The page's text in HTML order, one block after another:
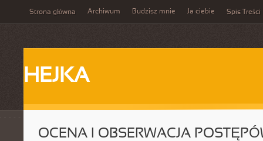
Strona główna Archiwum Budzisz mnie Ja ciebie Spis Treści
HEJKA
OCENA I OBSERWACJA